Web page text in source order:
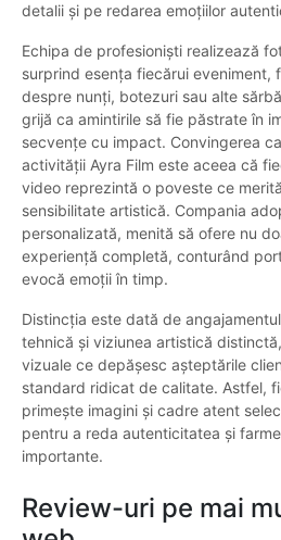
detalii și pe redarea emoțiilor
Echipa de profesioniști realizează
surprind esența fiecărui eveniment,
despre nunți, botezuri sau alte
grijă ca amintirile să fie păstrate în
secvențe cu impact. Convingerea
activității Ayra Film este aceea că
video reprezintă o poveste ce
sensibilitate artistică. Compania
personalizată, menită să ofere nu
experiență completă, conturând
evocă emoții în timp.
Distincția este dată de
tehnică și viziunea artistică
vizuale ce depășesc așteptările
standard ridicat de calitate. Astfel,
primește imagini și cadre atent
pentru a reda autenticitatea și
importante.
Review-uri pe mai